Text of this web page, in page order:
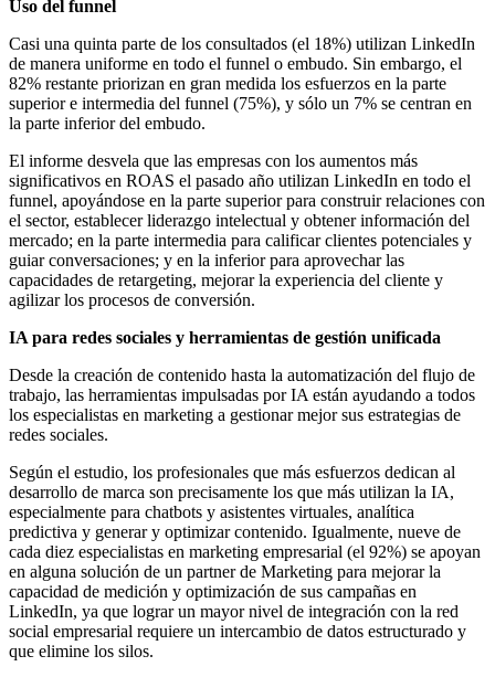
Uso del funnel
Casi una quinta parte de los consultados (el 18%) utilizan LinkedIn
de manera uniforme en todo el funnel o embudo. Sin embargo, el
82% restante priorizan en gran medida los esfuerzos en la parte
superior e intermedia del funnel (75%), y sólo un 7% se centran en
la parte inferior del embudo.
El informe desvela que las empresas con los aumentos más
significativos en ROAS el pasado año utilizan LinkedIn en todo el
funnel, apoyándose en la parte superior para construir relaciones con
el sector, establecer liderazgo intelectual y obtener información del
mercado; en la parte intermedia para calificar clientes potenciales y
guiar conversaciones; y en la inferior para aprovechar las
capacidades de retargeting, mejorar la experiencia del cliente y
agilizar los procesos de conversión.
IA para redes sociales y herramientas de gestión unificada
Desde la creación de contenido hasta la automatización del flujo de
trabajo, las herramientas impulsadas por IA están ayudando a todos
los especialistas en marketing a gestionar mejor sus estrategias de
redes sociales.
Según el estudio, los profesionales que más esfuerzos dedican al
desarrollo de marca son precisamente los que más utilizan la IA,
especialmente para chatbots y asistentes virtuales, analítica
predictiva y generar y optimizar contenido. Igualmente, nueve de
cada diez especialistas en marketing empresarial (el 92%) se apoyan
en alguna solución de un partner de Marketing para mejorar la
capacidad de medición y optimización de sus campañas en
LinkedIn, ya que lograr un mayor nivel de integración con la red
social empresarial requiere un intercambio de datos estructurado y
que elimine los silos.